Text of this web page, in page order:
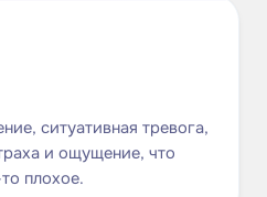
ситуативная тревога,
и ощущение, что
плохое.